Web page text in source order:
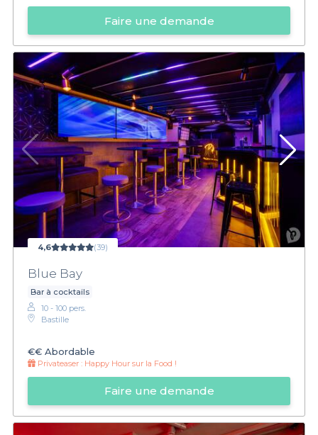
Faire une demande
4,6 (39)
Blue Bay
Bar à cocktails
10 - 100 pers.
Bastille
€€ Abordable
Privateaser : Happy Hour sur la Food !
Faire une demande